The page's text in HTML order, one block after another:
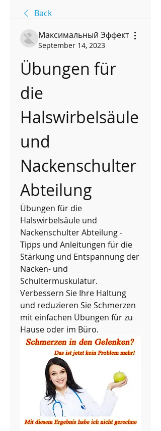
Back
Максимальный Эффект
September 14, 2023
Übungen für
die
Halswirbelsäule
und
Nackenschulter
Abteilung
Übungen für die
Halswirbelsäule und
Nackenschulter Abteilung -
Tipps und Anleitungen für die
Stärkung und Entspannung der
Nacken- und
Schultermuskulatur.
Verbessern Sie Ihre Haltung
und reduzieren Sie Schmerzen
mit einfachen Übungen für zu
Hause oder im Büro.